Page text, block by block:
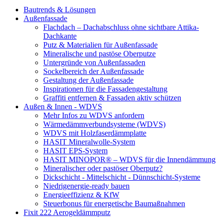
Bautrends & Lösungen
Außenfassade
Flachdach – Dachabschluss ohne sichtbare Attika-
Dachkante
Putz & Materialien für Außenfassade
Mineralische und pastöse Oberputze
Untergründe von Außenfassaden
Sockelbereich der Außenfassade
Gestaltung der Außenfassade
Inspirationen für die Fassadengestaltung
Graffiti entfernen & Fassaden aktiv schützen
Außen & Innen - WDVS
Mehr Infos zu WDVS anfordern
Wärmedämmverbundsysteme (WDVS)
WDVS mit Holzfaserdämmplatte
HASIT Mineralwolle-System
HASIT EPS-System
HASIT MINOPOR® – WDVS für die Innendämmung
Mineralischer oder pastöser Oberputz?
Dickschicht - Mittelschicht - Dünnschicht-Systeme
Niedrigenergie-ready bauen
Energieeffizienz & KfW
Steuerbonus für energetische Baumaßnahmen
Fixit 222 Aerogeldämmputz